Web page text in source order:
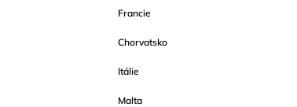
Francie
Chorvatsko
Itálie
Malta